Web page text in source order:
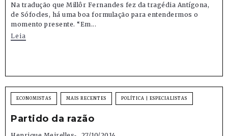
Na tradução que Millôr Fernandes fez da tragédia Antígona,
de Sófocles, há uma boa formulação para entendermos o
momento presente. “Em...
Leia
ECONOMISTAS MAIS RECENTES POLÍTICA | ESPECIALISTAS
Partido da razão